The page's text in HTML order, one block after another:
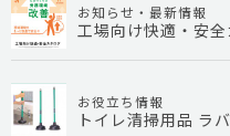
お知らせ・最新情報
工場向け快適・安
お役立ち情報
トイレ清掃用品 ラ